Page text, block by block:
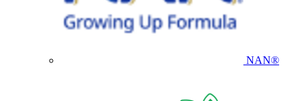
NAN®